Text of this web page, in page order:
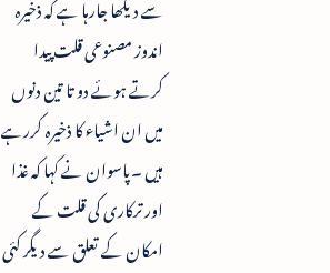
اندوز مصنوعی قلت پیدا
کرتے ہوئے دو تا تین دنوں
میں ان اشیاء کا ذخیرہ کررہے
ہیں ۔پاسوان نے کہا کہ غذا
اور ترکاری کی قلت کے
امکان کے تعلق سے دیگر کئی